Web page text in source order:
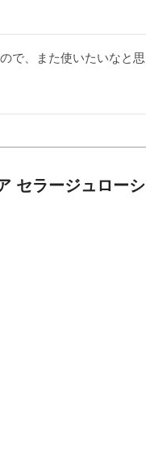
で、また使いたいなと
セラージュロー